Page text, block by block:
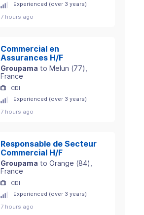
Experienced (over 3 years)
7 hours ago
Commercial en
Assurances H/F
Groupama to Melun (77)
France
CDI
Experienced (over 3 years)
7 hours ago
Responsable de Secteur
Commercial H/F
Groupama to Orange (84)
France
CDI
Experienced (over 3 years)
7 hours ago